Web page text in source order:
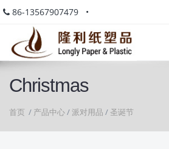
86-13567907479 •
Christmas
首页 / 产品中心/派对用品 / 圣诞节